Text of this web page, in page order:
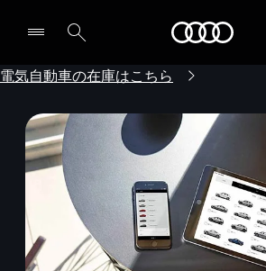
電気自動車の在庫はこちら